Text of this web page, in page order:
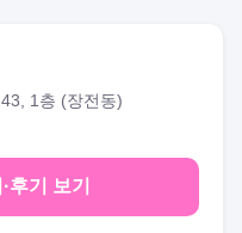
1층 (장전동)
후기 보기